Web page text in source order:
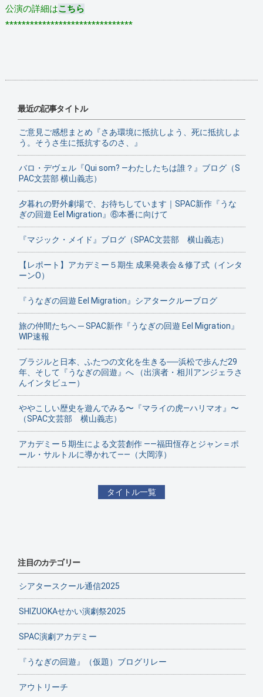
公演の詳細はこちら
*******************************
最近の記事タイトル
ご意見ご感想まとめ『さあ環境に抵抗しよう、死に抵抗しよ
う。そうさ生に抵抗するのさ、』
バロ・デヴェル『Qui som? ―わたしたちは誰？』ブログ（S
PAC文芸部 横山義志）
夕暮れの野外劇場で、お待ちしています｜SPAC新作『うな
ぎの回遊 Eel Migration』⑥本番に向けて
『マジック・メイド』ブログ（SPAC文芸部 横山義志）
【レポート】アカデミー５期生 成果発表会＆修了式（インタ
ーンO）
『うなぎの回遊 Eel Migration』シアタークルーブログ
旅の仲間たちへ ─ SPAC新作『うなぎの回遊 Eel Migration』
WIP速報
ブラジルと日本、ふたつの文化を生きる──浜松で歩んだ29
年、そして『うなぎの回遊』へ （出演者・相川アンジェラさ
んインタビュー）
ややこしい歴史を遊んでみる〜『マライの虎—ハリマオ』〜
（SPAC文芸部 横山義志）
アカデミー５期生による文芸創作 ——福田恆存とジャン＝ポ
ール・サルトルに導かれて——（大岡淳）
タイトル一覧
注目のカテゴリー
シアタースクール通信2025
SHIZUOKAせかい演劇祭2025
SPAC演劇アカデミー
『うなぎの回遊』（仮題）ブログリレー
アウトリーチ